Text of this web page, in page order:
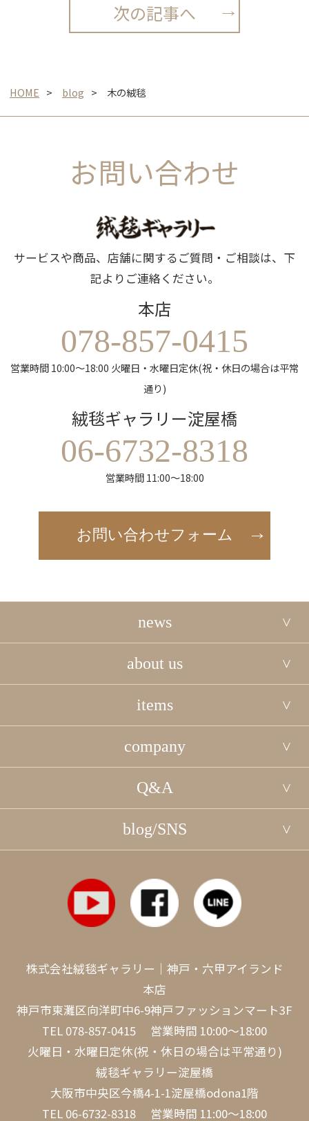
次の記事へ
HOME blog 木の絨毯
お問い合わせ
サービスや商品、店舗に関するご質問・ご相談は、下
記よりご連絡ください。
本店
078-857-0415
営業時間 10:00～18:00 火曜日・水曜日定休(祝・休日の場合は平常
通り)
絨毯ギャラリー淀屋橋
06-6732-8318
営業時間 11:00～18:00
お問い合わせフォーム
news
about us
items
company
Q&A
blog/SNS
株式会社絨毯ギャラリー｜神戸・六甲アイランド
本店
神戸市東灘区向洋町中6-9神戸ファッションマート3F
TEL 078-857-0415 営業時間 10:00～18:00
火曜日・水曜日定休(祝・休日の場合は平常通り)
絨毯ギャラリー淀屋橋
大阪市中央区今橋4-1-1淀屋橋odona1階
TEL 06-6732-8318 営業時間 11:00～18:00